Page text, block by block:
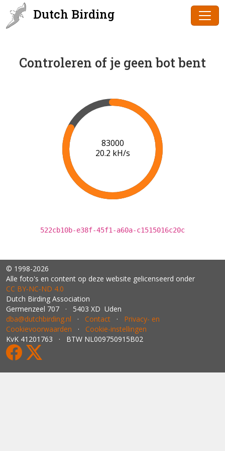
Dutch Birding
Controleren of je geen bot bent
84000
20.2 kH/s
522cb10b-e38f-45f1-a60a-c1515016c20c
© 1998-2026
Alle foto's en content op deze website gelicenseerd onder
CC BY‑NC‑ND 4.0
Dutch Birding Association
Germenzeel 707 · 5403 XD Uden
dba@dutchbirding.nl · Contact · Privacy- en
Cookievoorwaarden · Cookie-instellingen
KvK 41201763 · BTW NL009750915B02